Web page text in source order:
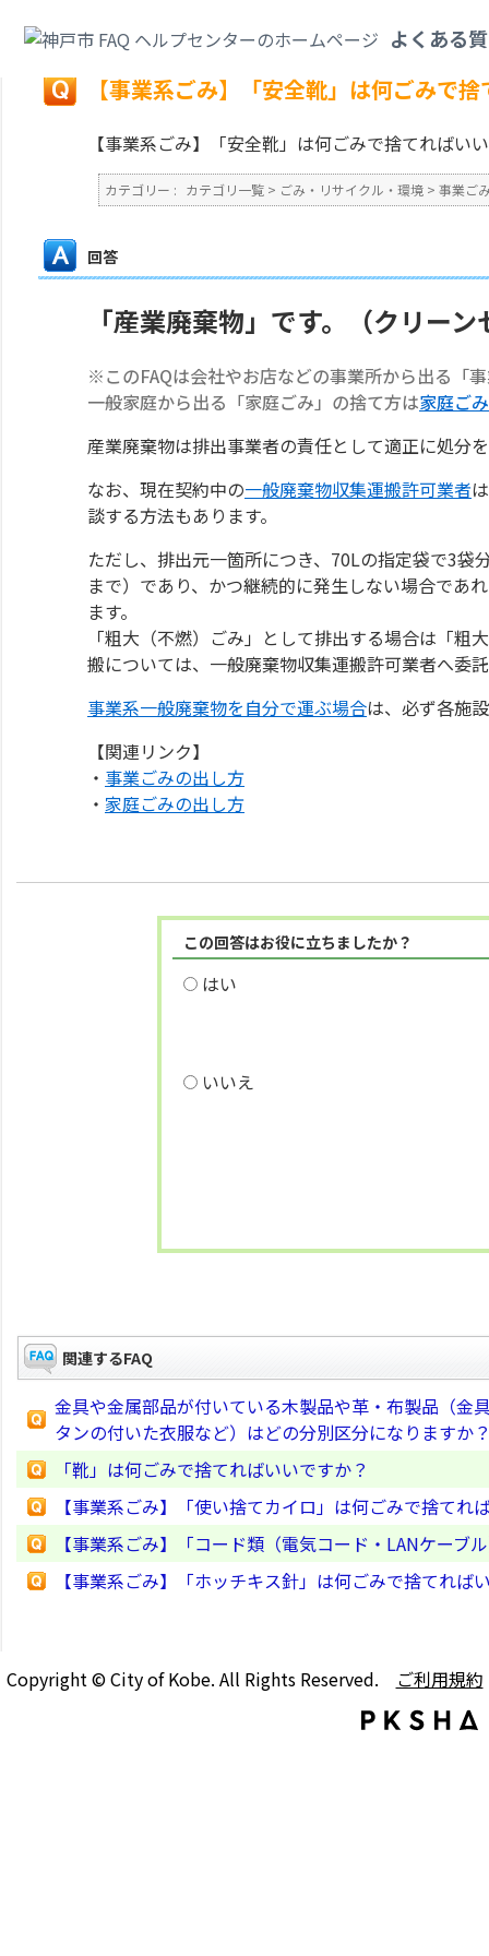
よくある
戻る
【事業系ごみ】「安全靴」は何ごみで
【事業系ごみ】「安全靴」は何ごみで捨てればい
カテゴリー : カテゴリ一覧 > ごみ・リサイクル・環境 > 事業ご
回答
「産業廃棄物」です。（クリー
※このFAQは会社やお店などの事業所から出る「
一般家庭から出る「家庭ごみ」の捨て方は家庭ご
産業廃棄物は排出事業者の責任として適正に処分
なお、現在契約中の一般廃棄物収集運搬許可業者
談する方法もあります。
ただし、排出元一箇所につき、70Lの指定袋で3
まで）であり、かつ継続的に発生しない場合であ
ます。
「粗大（不燃）ごみ」として排出する場合は「
搬については、一般廃棄物収集運搬許可業者へ委
事業系一般廃棄物を自分で運ぶ場合は、必ず各施
【関連リンク】
・ 事業ごみの出し方
・ 家庭ごみの出し方
この回答はお役に立ちましたか？
はい
いいえ
関連するFAQ
金具や金属部品が付いている木製品や革・布製品（金
タンの付いた衣服など）はどの分別区分になりますか
「靴」は何ごみで捨てればいいですか？
【事業系ごみ】「使い捨てカイロ」は何ごみで捨てれ
【事業系ごみ】「コード類（電気コード・LANケーブ
【事業系ごみ】「ホッチキス針」は何ごみで捨てれば
Copyright © City of Kobe. All Rights Reserved. ご利用規約